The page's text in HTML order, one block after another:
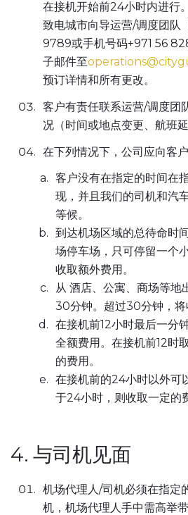
在接机开始前24小时内进行
致电城市向导运营/调度团队
9789或手机号码+971 56
子邮件至
预订详情和所有更改。
客户有责任联系运营/调度团
况（时间或地点变更、航班
在下列情况下，公司应向客
客户没有在指定的时间在
现，并且我们的司机和汽
等候。
到达机场区域的总待命时
场停车场，只可停留一个
收取额外费用。
从 酒店、公寓、商场等地
30分钟。超过30分钟，将
在接机前12小时最后一分
全额费用。在接机前12时
的费用。
在接机前的24小时以外可
于24小时，则收取一定的
4. 与司机见面
机场代理人/司机必须在指定
机，机场代理人手中需高举